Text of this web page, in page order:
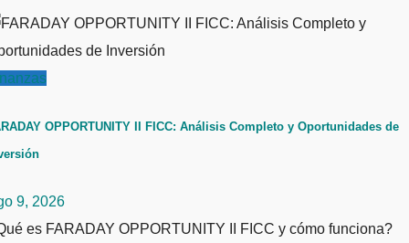
OPPORTUNITY II FICC: Análisis Completo y Oportunidades de
9, 2026
es FARADAY OPPORTUNITY II FICC y cómo funciona?